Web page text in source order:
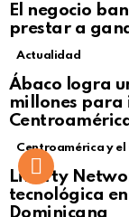
El negocio
prestar a
Actualidad
Ábaco logra
millones para
Centroamérica y el
Liberty
tecnológica
Dominicana